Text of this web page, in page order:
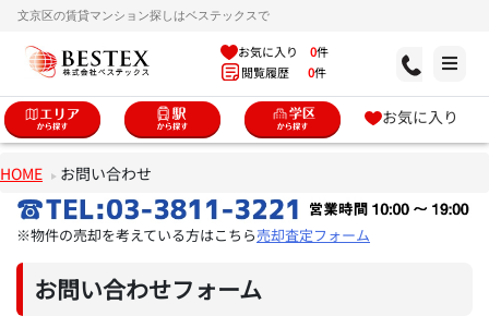
文京区の賃貸マンション探しはベステックスで
お気に入り 0件
閲覧履歴 0件
お気に入り
HOME お問い合わせ
※物件の売却を考えている方はこちら売却査定フォーム
お問い合わせフォーム